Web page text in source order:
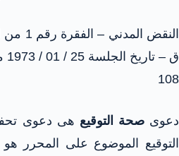
108
دعوىصحة التوقيع هى دعوى
التوقيع الموضوع على المحرر